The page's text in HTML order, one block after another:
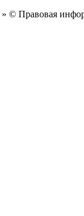
» © Правовая